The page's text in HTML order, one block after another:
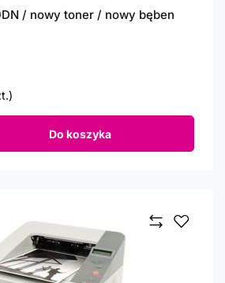
/ nowy toner / nowy bęben
Do koszyka